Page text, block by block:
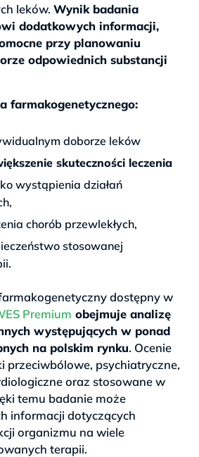
leków. Wynik badania
dodatkowych informacji,
przy planowaniu
odpowiednich substancji
farmakogenetycznego:
doborze leków
skuteczności leczenia
wystąpienia działań
chorób przewlekłych,
stosowanej
dostępny w
Premium obejmuje analizę
występujących w ponad
na polskim rynku. Ocenie
przeciwbólowe, psychiatryczne,
oraz stosowane w
temu badanie może
informacji dotyczących
organizmu na wiele
terapii.